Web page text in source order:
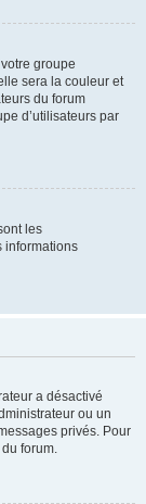
groupe
sera la couleur et
du forum
d’utilisateurs par
les
informations
a désactivé
ou un
privés. Pour
forum.